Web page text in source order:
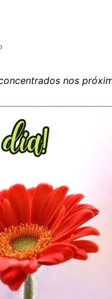
nos